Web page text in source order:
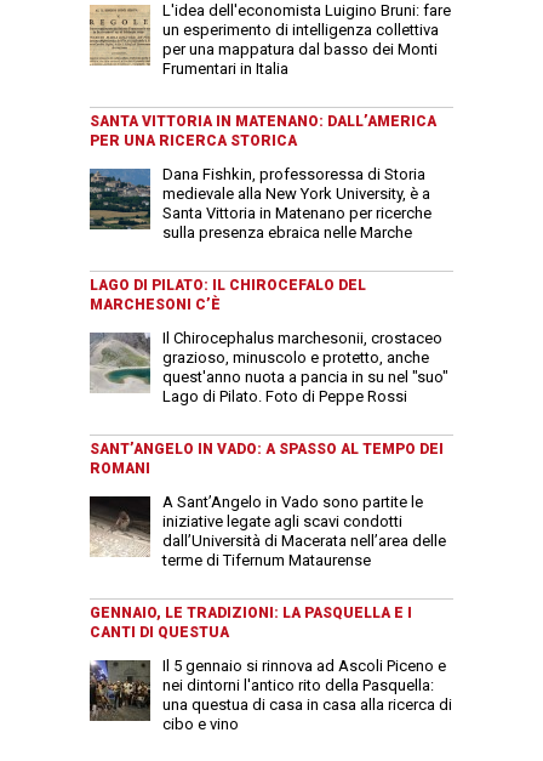
L'idea dell'economista Luigino Bruni: fare
un esperimento di intelligenza collettiva
per una mappatura dal basso dei Monti
Frumentari in Italia
SANTA VITTORIA IN MATENANO: DALL’AMERICA
PER UNA RICERCA STORICA
Dana Fishkin, professoressa di Storia
medievale alla New York University, è a
Santa Vittoria in Matenano per ricerche
sulla presenza ebraica nelle Marche
LAGO DI PILATO: IL CHIROCEFALO DEL
MARCHESONI C’È
Il Chirocephalus marchesonii, crostaceo
grazioso, minuscolo e protetto, anche
quest'anno nuota a pancia in su nel "suo"
Lago di Pilato. Foto di Peppe Rossi
SANT’ANGELO IN VADO: A SPASSO AL TEMPO DEI
ROMANI
A Sant’Angelo in Vado sono partite le
iniziative legate agli scavi condotti
dall’Università di Macerata nell’area delle
terme di Tifernum Mataurense
GENNAIO, LE TRADIZIONI: LA PASQUELLA E I
CANTI DI QUESTUA
Il 5 gennaio si rinnova ad Ascoli Piceno e
nei dintorni l'antico rito della Pasquella:
una questua di casa in casa alla ricerca di
cibo e vino